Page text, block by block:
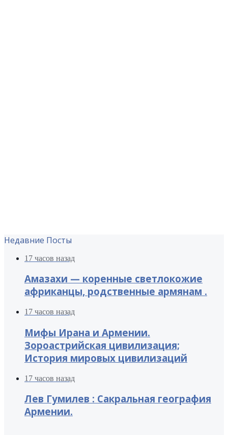
Недавние Посты
17 часов назад
Амазахи — коренные светлокожие
африканцы, родственные армянам .
17 часов назад
Мифы Ирана и Армении.
Зороастрийская цивилизация;
История мировых цивилизаций
17 часов назад
Лев Гумилев : Сакральная география
Армении.